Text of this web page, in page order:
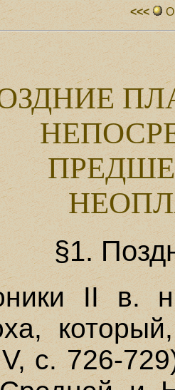
<<<
§1.
II в.
с. 726-